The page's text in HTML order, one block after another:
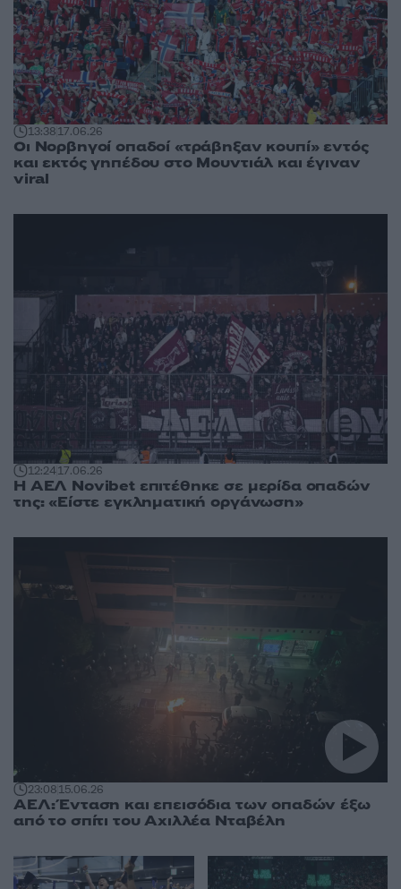
13:3817.06.26
Οι Νορβηγοί οπαδοί «τράβηξαν κουπί» εντός
και εκτός γηπέδου στο Μουντιάλ και έγιναν
viral
12:2417.06.26
Η ΑΕΛ Novibet επιτέθηκε σε μερίδα οπαδών
της: «Είστε εγκληματική οργάνωση»
23:0815.06.26
ΑΕΛ: Ένταση και επεισόδια των οπαδών έξω
από το σπίτι του Αχιλλέα Νταβέλη